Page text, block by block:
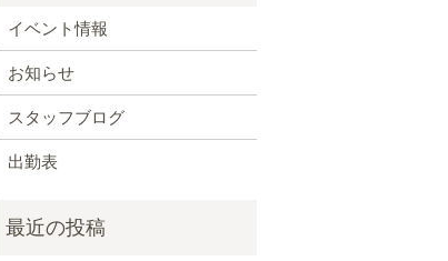
イベント情報
お知らせ
スタッフブログ
出勤表